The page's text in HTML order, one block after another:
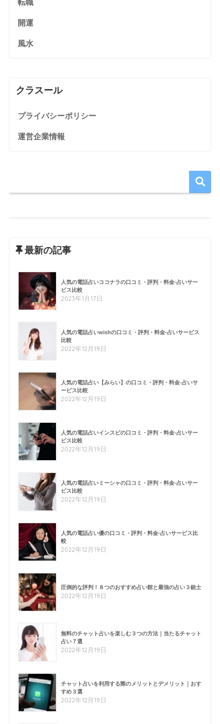
転職
開運
風水
クラスール
プライバシーポリシー
運営企業情報
最新の記事
人気の電話占いココナラの口コミ・評判・料金-占いサー
ビス比較
2023年1月17日
人気の電話占いwishの口コミ・評判・料金-占いサービス
比較
2022年12月19日
人気の電話占い【みらい】の口コミ・評判・料金-占いサ
ービス比較
2022年12月19日
人気の電話占いインスピの口コミ・評判・料金-占いサー
ビス比較
2022年12月19日
人気の電話占いミーシャの口コミ・評判・料金-占いサー
ビス比較
2022年12月19日
人気の電話占い優の口コミ・評判・料金-占いサービス比
較
2022年12月19日
圧倒的な評判！８つのおすすめ占い館と最強の占い３銃士
2022年12月19日
無料のチャット占いを楽しむ３つの方法｜当たるチャット
占い７選
2022年12月19日
チャット占いを利用する際のメリットとデメリット｜おす
すめ３選
2022年12月19日